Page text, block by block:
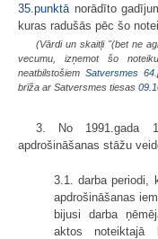
35.punktā norādīto
kuras radušās pēc šo
(Vārdi un skaitļi "(bet ne
vecumu, izņemot šo
neatbilstošiem Satversmes
brīža ar Satversmes tiesas
3. No 1991.gada
apdrošināšanas stāžu
3.1. darba periodi,
apdrošināšanas
bijusi darba
aktos